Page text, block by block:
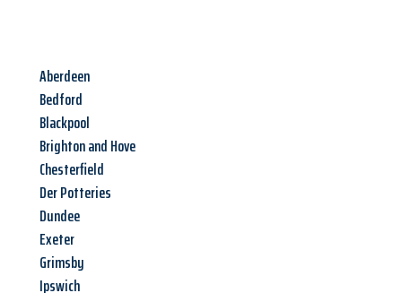
Aberdeen
Bedford
Blackpool
Brighton and Hove
Chesterfield
Der Potteries
Dundee
Exeter
Grimsby
Ipswich